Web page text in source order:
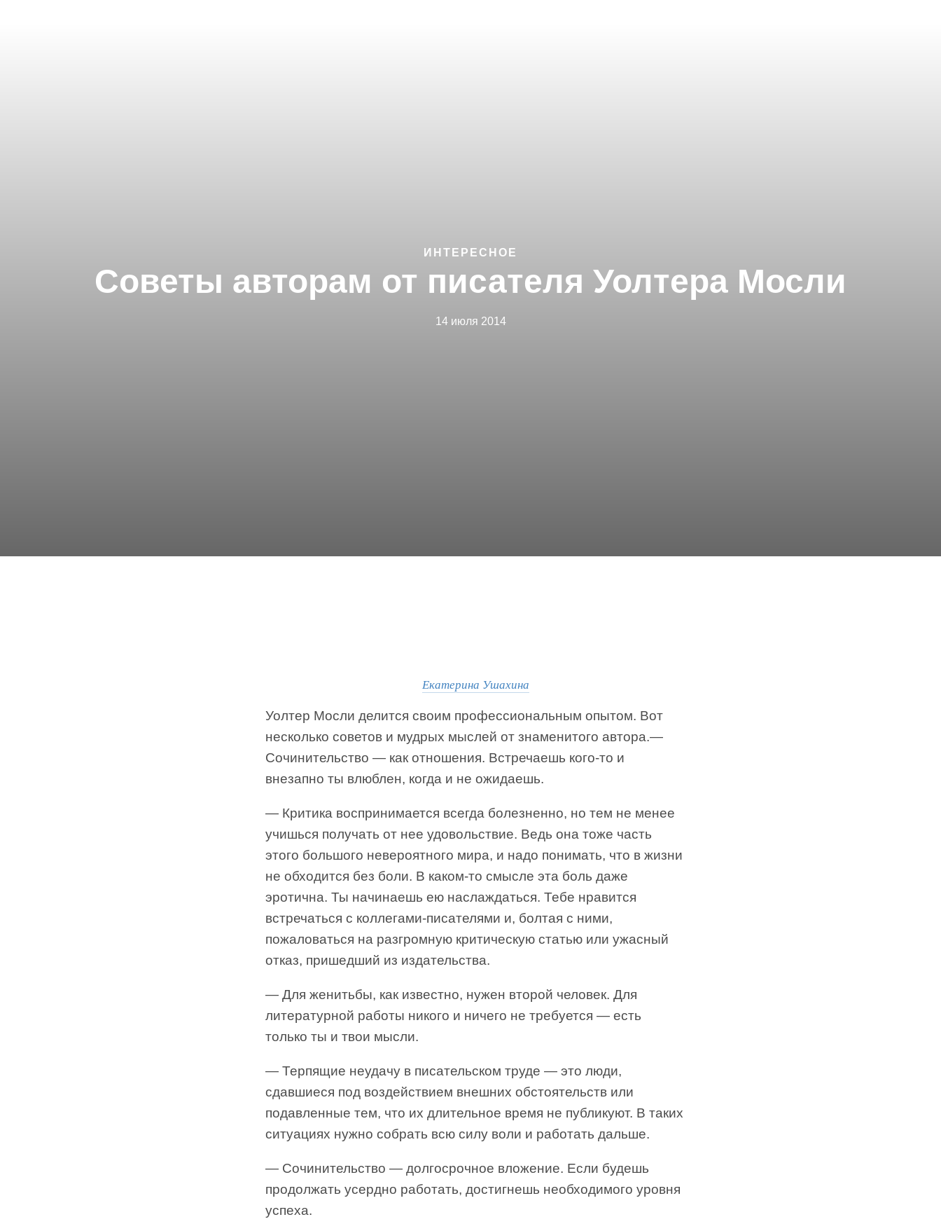
ИНТЕРЕСНОЕ
Советы авторам от писателя Уолтера Мосли
14 июля 2014
Екатерина Ушахина
Уолтер Мосли делится своим профессиональным опытом. Вот
несколько советов и мудрых мыслей от знаменитого автора.—
Сочинительство — как отношения. Встречаешь кого-то и
внезапно ты влюблен, когда и не ожидаешь.
— Критика воспринимается всегда болезненно, но тем не менее
учишься получать от нее удовольствие. Ведь она тоже часть
этого большого невероятного мира, и надо понимать, что в жизни
не обходится без боли. В каком-то смысле эта боль даже
эротична. Ты начинаешь ею наслаждаться. Тебе нравится
встречаться с коллегами-писателями и, болтая с ними,
пожаловаться на разгромную критическую статью или ужасный
отказ, пришедший из издательства.
— Для женитьбы, как известно, нужен второй человек. Для
литературной работы никого и ничего не требуется — есть
только ты и твои мысли.
— Терпящие неудачу в писательском труде — это люди,
сдавшиеся под воздействием внешних обстоятельств или
подавленные тем, что их длительное время не публикуют. В таких
ситуациях нужно собрать всю силу воли и работать дальше.
— Сочинительство — долгосрочное вложение. Если будешь
продолжать усердно работать, достигнешь необходимого уровня
успеха.